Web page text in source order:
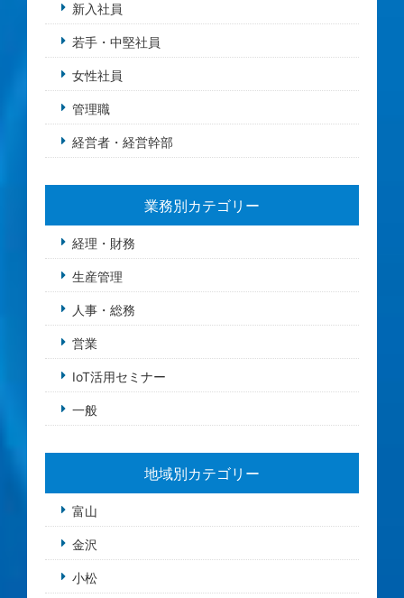
新入社員
若手・中堅社員
女性社員
管理職
経営者・経営幹部
業務別カテゴリー
経理・財務
生産管理
人事・総務
営業
IoT活用セミナー
一般
地域別カテゴリー
富山
金沢
小松